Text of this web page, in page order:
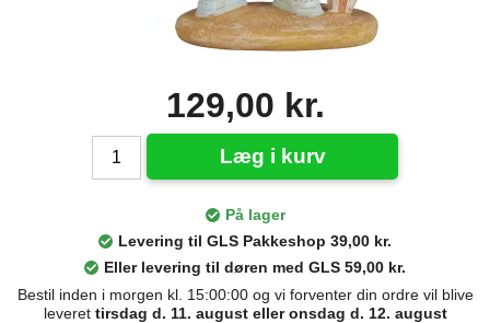
129,00 kr.
Læg i kurv
På lager
Levering til GLS Pakkeshop 39,00 kr.
Eller levering til døren med GLS 59,00 kr.
Bestil inden i morgen kl. 15:00:00 og vi forventer din ordre vil blive
leveret tirsdag d. 11. august eller onsdag d. 12. august